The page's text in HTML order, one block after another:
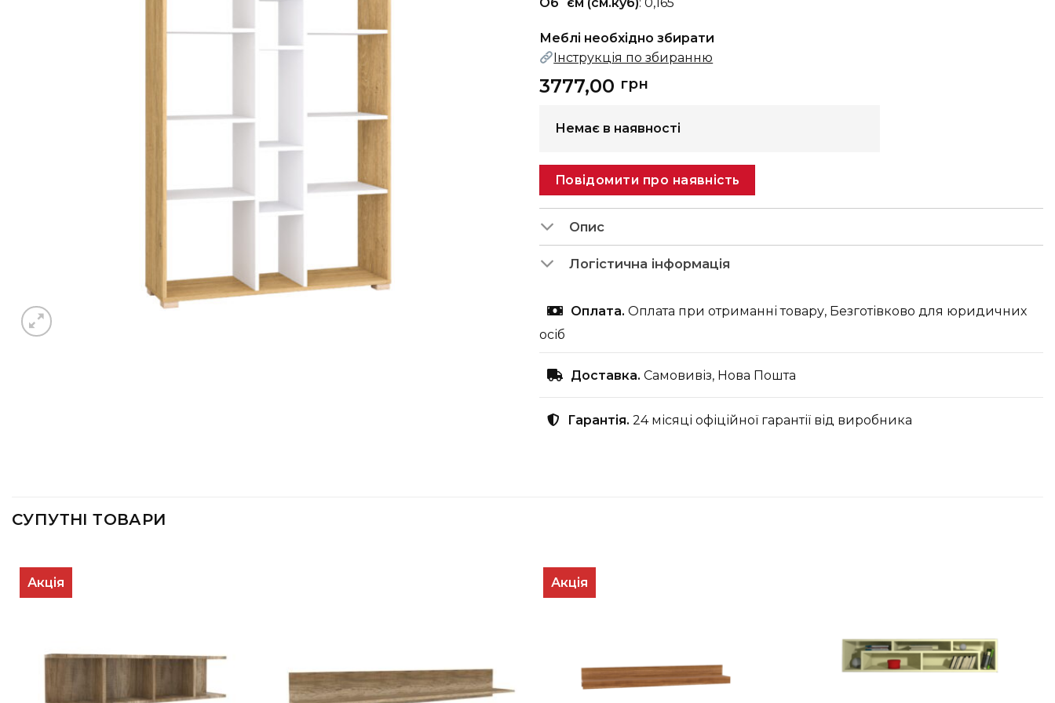
Меблі необхідно збирати
Інструкція по збиранню
3777,00 грн
Немає в наявності
Повідомити про наявність
Опис
Логістична інформація
Оплата. Оплата при отриманні товару, Безготівково для юридичних
осіб
Доставка. Самовивіз, Нова Пошта
Гарантія. 24 місяці офіційної гарантії від виробника
СУПУТНІ ТОВАРИ
Акція Акція